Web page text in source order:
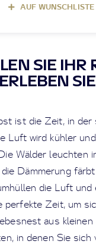
AUF WUNSCHLISTE
SIE IHR
ist die Zeit, in der
Luft wird kühler
Wälder leuchten
Dämmerung
die Luft und
perfekte Zeit, um
aus
in denen Sie